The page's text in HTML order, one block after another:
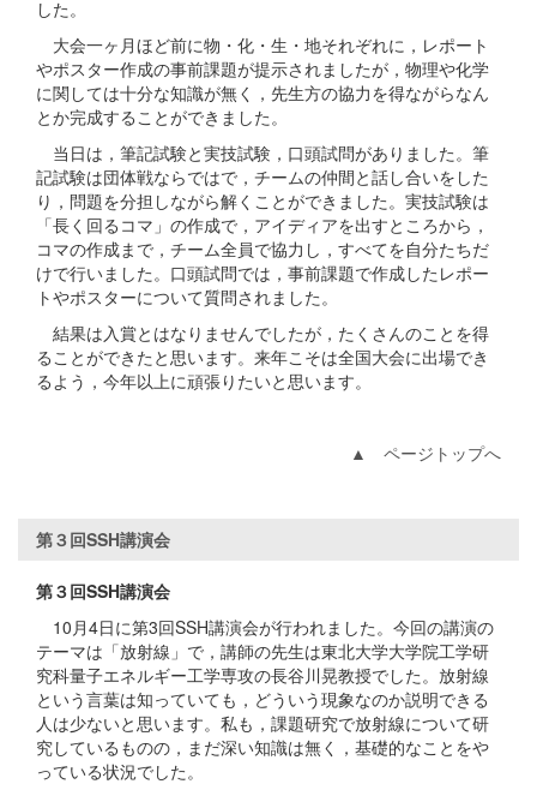
した。
大会一ヶ月ほど前に物・化・生・地それぞれに，レポート
やポスター作成の事前課題が提示されましたが，物理や化学
に関しては十分な知識が無く，先生方の協力を得ながらなん
とか完成することができました。
当日は，筆記試験と実技試験，口頭試問がありました。筆
記試験は団体戦ならではで，チームの仲間と話し合いをした
り，問題を分担しながら解くことができました。実技試験は
「長く回るコマ」の作成で，アイディアを出すところから，
コマの作成まで，チーム全員で協力し，すべてを自分たちだ
けで行いました。口頭試問では，事前課題で作成したレポー
トやポスターについて質問されました。
結果は入賞とはなりませんでしたが，たくさんのことを得
ることができたと思います。来年こそは全国大会に出場でき
るよう，今年以上に頑張りたいと思います。
▲ ページトップへ
第３回SSH講演会
第３回SSH講演会
10月4日に第3回SSH講演会が行われました。今回の講演の
テーマは「放射線」で，講師の先生は東北大学大学院工学研
究科量子エネルギー工学専攻の長谷川晃教授でした。放射線
という言葉は知っていても，どういう現象なのか説明できる
人は少ないと思います。私も，課題研究で放射線について研
究しているものの，まだ深い知識は無く，基礎的なことをや
っている状況でした。